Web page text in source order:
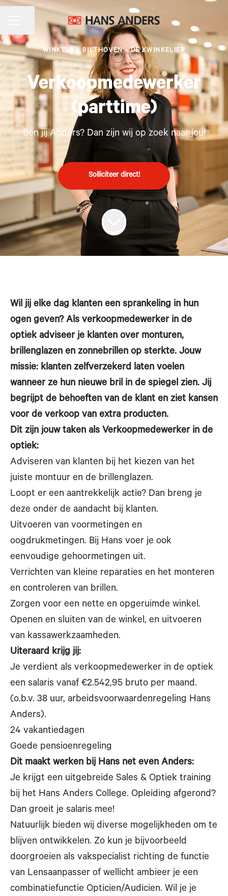
CARRIÈREMENU
Pagina delen
WINKELS · BILTHOVEN - DE KWINKELIER
Verkoopmedewerker
(parttime)
Ben jij Anders? Dan zijn wij op zoek naar jou!
Solliciteer direct!
Wil jij elke dag klanten een sprankeling in hun
ogen geven? Als verkoopmedewerker in de
optiek adviseer je klanten over monturen,
brillenglazen en zonnebrillen op sterkte. Jouw
missie: klanten zelfverzekerd laten voelen
wanneer ze hun nieuwe bril in de spiegel zien. Jij
begrijpt de behoeften van de klant en ziet kansen
voor de verkoop van extra producten.
Dit zijn jouw taken als Verkoopmedewerker in de
optiek:
Adviseren van klanten bij het kiezen van het
juiste montuur en de brillenglazen.
Loopt er een aantrekkelijk actie? Dan breng je
deze onder de aandacht bij klanten.
Uitvoeren van voormetingen en
oogdrukmetingen. Bij Hans voer je ook
eenvoudige gehoormetingen uit.
Verrichten van kleine reparaties en het monteren
en controleren van brillen.
Zorgen voor een nette en opgeruimde winkel.
Openen en sluiten van de winkel, en uitvoeren
van kassawerkzaamheden.
Uiteraard krijg jij:
Je verdient als verkoopmedewerker in de optiek
een salaris vanaf €2.542,95 bruto per maand.
(o.b.v. 38 uur, arbeidsvoorwaardenregeling Hans
Anders).
24 vakantiedagen
Goede pensioenregeling
Dit maakt werken bij Hans net even Anders:
Je krijgt een uitgebreide Sales & Optiek training
bij het Hans Anders College. Opleiding afgerond?
Dan groeit je salaris mee!
Natuurlijk bieden wij diverse mogelijkheden om te
blijven ontwikkelen. Zo kun je bijvoorbeeld
doorgroeien als vakspecialist richting de functie
van Lensaanpasser of wellicht ambieer je een
combinatiefunctie Opticien/Audicien. Wil je je